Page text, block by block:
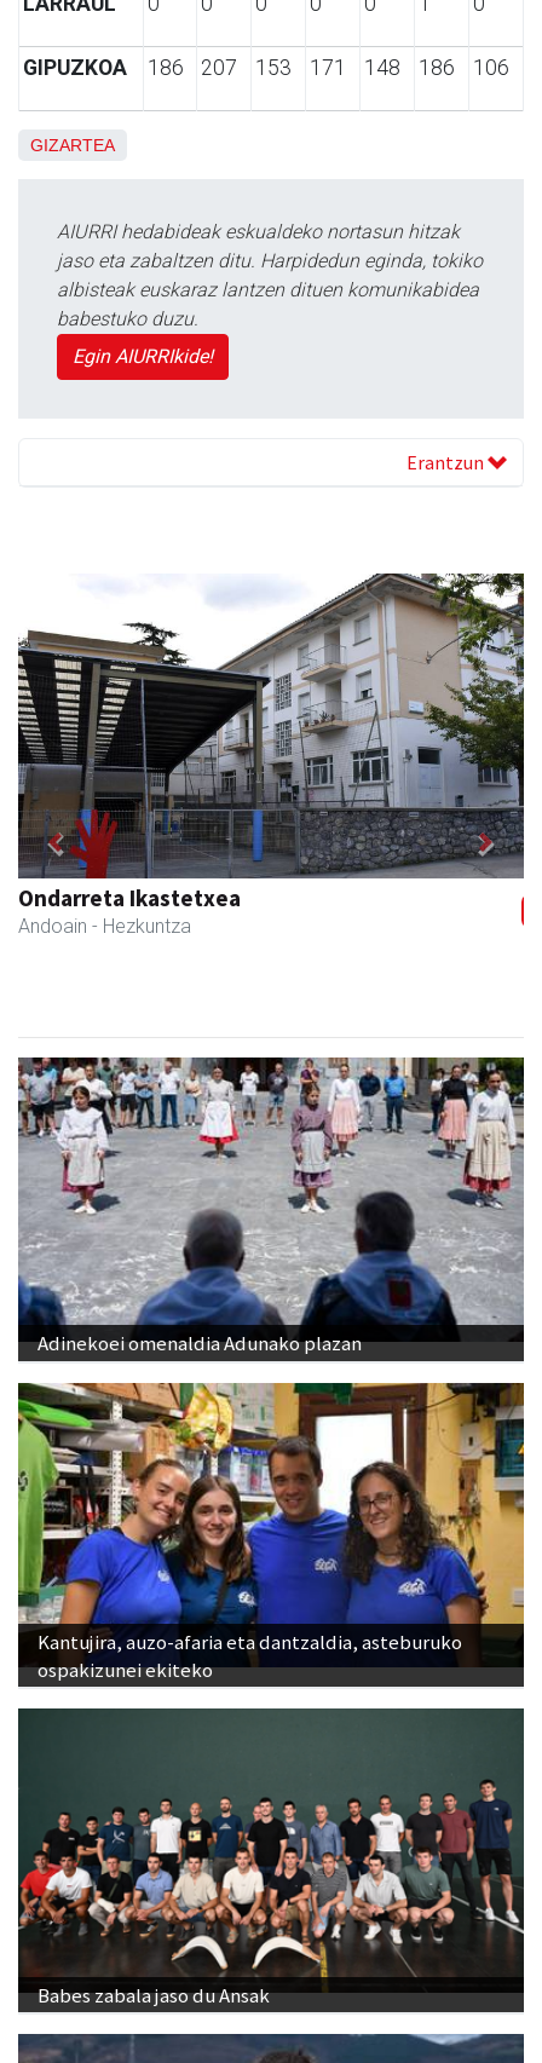
GIPUZKOA 186 207 153 171 148 186 106
GIZARTEA
AIURRI hedabideak eskualdeko nortasun hitzak
jaso eta zabaltzen ditu. Harpidedun eginda, tokiko
albisteak euskaraz lantzen dituen komunikabidea
babestuko duzu.
Egin AIURRIkide!
Erantzun
Ondarreta Ikastetxea
Andoain - Hezkuntza
Previous Next
Adinekoei omenaldia Adunako plazan
Kantujira, auzo-afaria eta dantzaldia, asteburuko
ospakizunei ekiteko
Babes zabala jaso du Ansak